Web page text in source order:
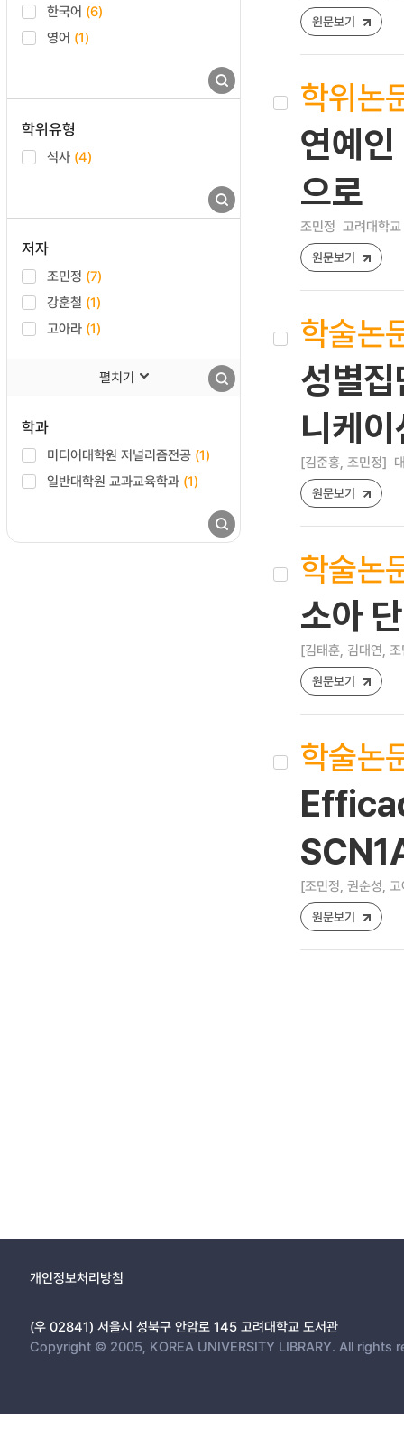
한국어 (6)
영어 (1)
학위유형
석사 (4)
저자
조민정 (7)
강훈철 (1)
고아라 (1)
펼치기
학과
미디어대학원 저널리즘전공 (1)
일반대학원 교과교육학과 (1)
원문보기
학위논
연예
으로
조민정 고려대학
원문보기
학술논
성별
니케
[김준홍, 조민정]
원문보기
학술논
소아
[김태훈, 김대연,
원문보기
학술논
[조민정, 권순성,
원문보기
개인정보처리방침
(우 02841) 서울시 성북구 안암로 145 고려대학교 도서관
Copyright © 2005, KOREA UNIVERSITY LIBRARY. All rights